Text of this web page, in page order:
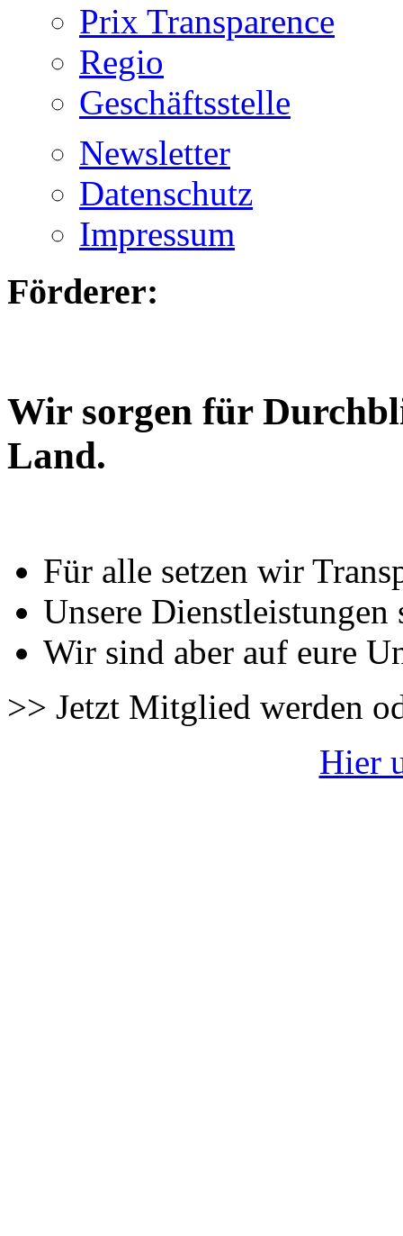
Prix Transparence
Regio
Geschäftsstelle
Newsletter
Datenschutz
Impressum
Förderer:
Wir sorgen für
Land.
Für alle setzen wir
Unsere Dienstleistungen
Wir sind aber auf eure
>> Jetzt Mitglied werden
Hier